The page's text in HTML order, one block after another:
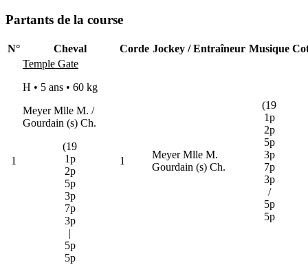
Partants de la course
N° Cheval Corde Jockey / Entraîneur Musique
1
Temple Gate
H • 5 ans • 60 kg
Meyer Mlle M. /
Gourdain (s) Ch.
(19
1p
2p
5p
3p
7p
3p
|
5p
5p
1
Meyer Mlle M.
Gourdain (s) Ch.
(19
1p
2p
5p
3p
7p
3p
/
5p
5p